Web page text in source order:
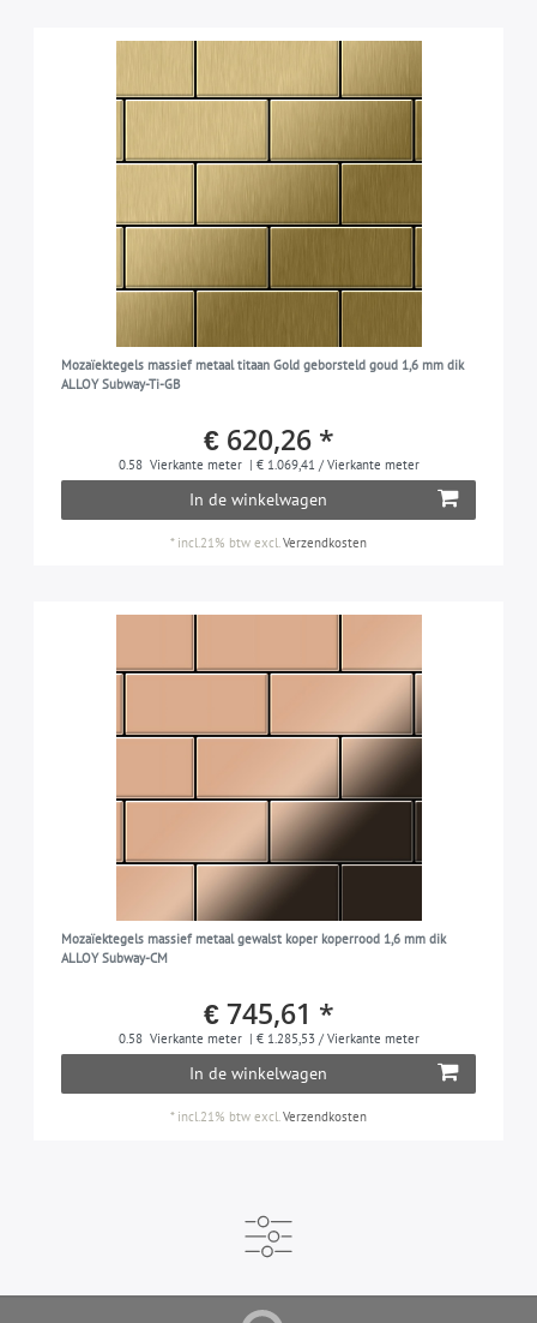
Mozaïektegels massief metaal titaan Gold geborsteld goud 1,6 mm dik
ALLOY Subway-Ti-GB
€ 620,26 *
0.58 Vierkante meter | € 1.069,41 / Vierkante meter
In de winkelwagen
* incl.21% btw excl.Verzendkosten
Mozaïektegels massief metaal gewalst koper koperrood 1,6 mm dik
ALLOY Subway-CM
€ 745,61 *
0.58 Vierkante meter | € 1.285,53 / Vierkante meter
In de winkelwagen
* incl.21% btw excl.Verzendkosten